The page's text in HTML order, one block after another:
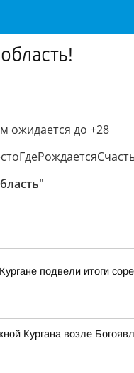
ожидается до +28
подвели итоги
Кургана возле